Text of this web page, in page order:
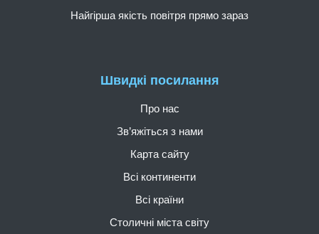
Швидкі посилання
Про нас
Зв’яжіться з нами
Карта сайту
Всі континенти
Всі країни
Столичні міста світу
Найгірша якість повітря прямо зараз